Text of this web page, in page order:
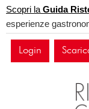
Scopri la Guida
esperienze
Login